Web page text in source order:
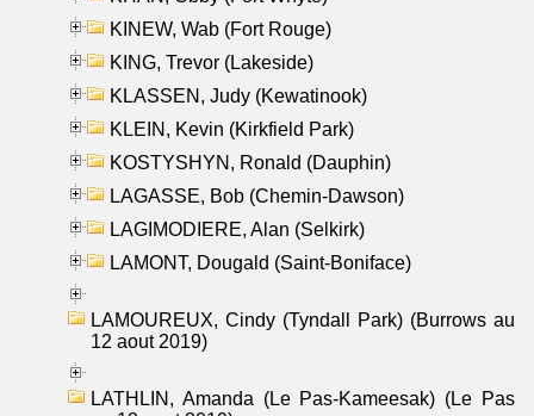
KINEW, Wab (Fort Rouge)
KING, Trevor (Lakeside)
KLASSEN, Judy (Kewatinook)
KLEIN, Kevin (Kirkfield Park)
KOSTYSHYN, Ronald (Dauphin)
LAGASSE, Bob (Chemin-Dawson)
LAGIMODIERE, Alan (Selkirk)
LAMONT, Dougald (Saint-Boniface)
LAMOUREUX, Cindy (Tyndall Park) (Burrows au
12 aout 2019)
LATHLIN, Amanda (Le Pas-Kameesak) (Le Pas